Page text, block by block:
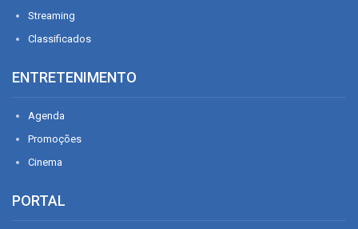
Streaming
Classificados
ENTRETENIMENTO
Agenda
Promoções
Cinema
PORTAL